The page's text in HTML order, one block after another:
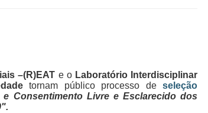
–(R)EAT e o Laboratório Interdisciplinar
tornam público processo deseleção
Consentimento Livre e Esclarecido dos